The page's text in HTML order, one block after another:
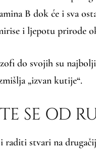
B dok će i sva
i ljepotu prirode
do svojih su
„izvan kutije“.
SE OD
stvari na